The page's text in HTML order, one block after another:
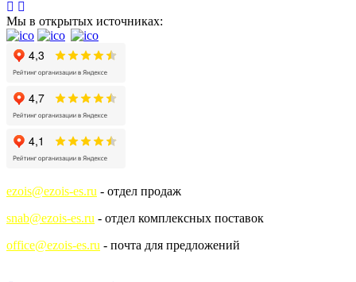
Мы в открытых источниках:
ezois@ezois-es.ru - отдел продаж
snab@ezois-es.ru - отдел комплексных поставок
office@ezois-es.ru - почта для предложений